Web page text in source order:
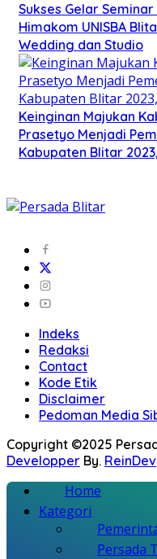
Sukses Gelar
Himakom UNISBA
Wedding dan Studio
Keinginan Majukan
Prasetyo Menjadi
Kabupaten Blitar
Indeks
Redaksi
Contact
Kode Etik
Disclaimer
Pedoman Media
Copyright ©2025
Developper By. ReinDev
Home
Kategori
Persada